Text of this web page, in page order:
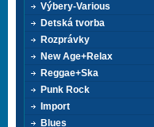
Výbery-Various
Detská tvorba
Rozprávky
New Age+Relax
Reggae+Ska
Punk Rock
Import
Blues